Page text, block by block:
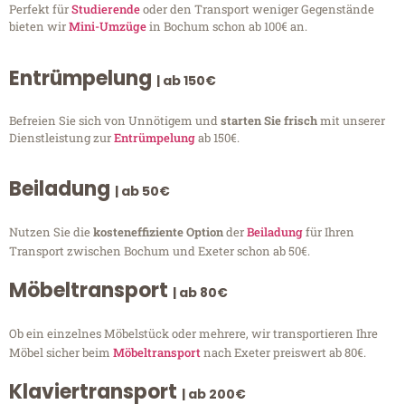
Perfekt fürStudierendeoder den Transport weniger Gegenstände
bieten wirMini-Umzügein Bochum schon ab 100€ an.
Entrümpelung | ab 150€
Befreien Sie sich von Unnötigem undstarten Sie frischmit unserer
Dienstleistung zurEntrümpelungab 150€.
Beiladung | ab 50€
Nutzen Sie diekosteneffiziente OptionderBeiladungfür Ihren
Transport zwischen Bochum und Exeter schon ab 50€.
Möbeltransport | ab 80€
Ob ein einzelnes Möbelstück oder mehrere, wir transportieren Ihre
Möbel sicher beim Möbeltransportnach Exeter preiswert ab 80€.
Klaviertransport | ab 200€